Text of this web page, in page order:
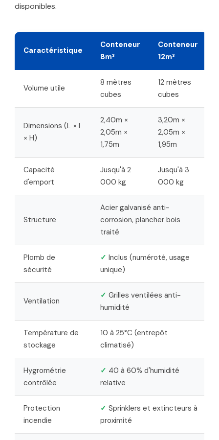
disponibles.
Caractéristique
Conteneur
8m³
Conteneur
12m³
Volume utile
8 mètres
cubes
12 mètres
cubes
Dimensions (L × l
× H)
2,40m ×
2,05m ×
1,75m
3,20m ×
2,05m ×
1,95m
Capacité
d'emport
Jusqu'à 2
000 kg
Jusqu'à 3
000 kg
Structure
Acier galvanisé anti-
corrosion, plancher bois
traité
Plomb de
sécurité
✓ Inclus (numéroté, usage
unique)
Ventilation
✓ Grilles ventilées anti-
humidité
Température de
stockage
10 à 25°C (entrepôt
climatisé)
Hygrométrie
contrôlée
✓ 40 à 60% d'humidité
relative
Protection
incendie
✓ Sprinklers et extincteurs à
proximité